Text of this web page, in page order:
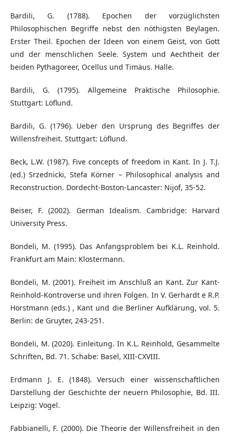
Bardili, G. (1788). Epochen der vorzüglichsten
Philosophischen Begriffe nebst den nöthigsten Beylagen.
Erster Theil. Epochen der Ideen von einem Geist, von Gott
und der menschlichen Seele. System und Aechtheit der
beiden Pythagoreer, Ocellus und Timäus. Halle.
Bardili, G. (1795). Allgemeine Praktische Philosophie.
Stuttgart: Löflund.
Bardili, G. (1796). Ueber den Ursprung des Begriffes der
Willensfreiheit. Stuttgart: Löflund.
Beck, L.W. (1987). Five concepts of freedom in Kant. In J. T.J.
(ed.) Srzednicki, Stefa Körner – Philosophical analysis and
Reconstruction. Dordecht-Boston-Lancaster: Nijof, 35-52.
Beiser, F. (2002). German Idealism. Cambridge: Harvard
University Press.
Bondeli, M. (1995). Das Anfangsproblem bei K.L. Reinhold.
Frankfurt am Main: Klostermann.
Bondeli, M. (2001). Freiheit im Anschluß an Kant. Zur Kant-
Reinhold-Kontroverse und ihren Folgen. In V. Gerhardt e R.P.
Horstmann (eds.) , Kant und die Berliner Aufklärung, vol. 5.
Berlin: de Gruyter, 243-251.
Bondeli, M. (2020). Einleitung. In K.L. Reinhold, Gesammelte
Schriften, Bd. 71. Schabe: Basel, XIII-CXVIII.
Erdmann J. E. (1848). Versuch einer wissenschaftlichen
Darstellung der Geschichte der neuern Philosophie, Bd. III.
Leipzig: Vogel.
Fabbianelli, F. (2000). Die Theorie der Willensfreiheit in den